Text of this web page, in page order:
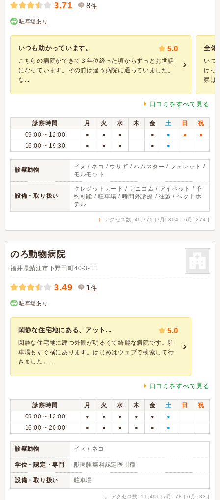
3.71 8件
駐車場あり
いつも助かっています。 5.0
こちらの病院ができて３年位経った頃からずっとお世話
になっています。その前は違う病院に通っていました。
な...
全体
いつ
けっ
察は
口コミをすべて見る
診察時間 月 火 水 木 金 土 日
祝
09:00 ~ 12:00
● ● ● ● ● ● ●
16:00 ~ 19:30 ● ● ● ● ●
診察動物
イヌ / ネコ / ウサギ / ハムスター / フェレット /
モルモット
設備・取り扱い
クレジットカード / アニコム / アイペット / 予
約可能 / 駐車場 / 時間外診療 / 往診 / ペットホ
テル
↑ アクセス数: 49,775 [7月: 304 | 6月: 274 ]
のろ動物病院
福井県鯖江市下野田町40-3-11
3.49 1件
駐車場あり
閑静な住宅地にある、アット... 5.0
閑静な住宅地に建つ外観が明るくて綺麗な病院です。駐
車場もすぐ横にあります。はじめはウェブで検索して行
きました。...
口コミをすべて見る
診察時間 月 火 水 木 金 土 日
祝
09:00 ~ 12:00
● ● ● ● ● ●
16:00 ~ 20:00 ● ● ● ● ● ●
診察動物 イヌ / ネコ
学位・認定・専門 獣医腫瘍科認定医 II種
設備・取り扱い 駐車場
↓ アクセス数: 11,491 [7月: 78 | 6月: 83 ]